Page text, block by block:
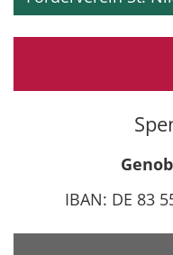
IBAN: DE 83